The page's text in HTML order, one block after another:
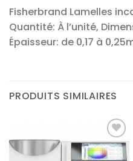
Fisherbrand Lamelles
Quantité: À l’unité,
Épaisseur: de 0,17 à
PRODUITS SIMILAIRES